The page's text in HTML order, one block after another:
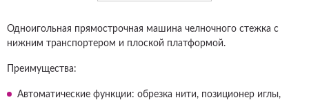
Одноигольная прямострочная машина челночного стежка с
нижним транспортером и плоской платформой.
Преимущества:
Автоматические функции: обрезка нити, позиционер иглы,